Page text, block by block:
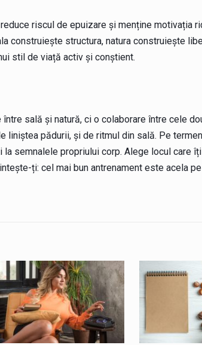
riscul de epuizare și menține motivația
construiește structura, natura construiește
stil de viață activ și conștient.
sală și natură, ci o colaborare între cele
liniștea pădurii, și de ritmul din sală. Pe
semnalele propriului corp. Alege locul care
ți: cel mai bun antrenament este acela